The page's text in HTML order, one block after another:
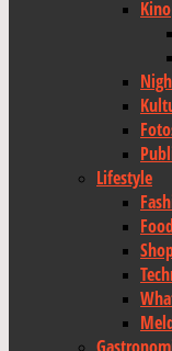
Kino
Lifestyle
Food